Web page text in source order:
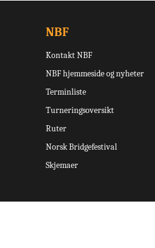
NBF
Kontakt NBF
NBF hjemmeside og nyheter
Terminliste
Turneringsoversikt
Ruter
Norsk Bridgefestival
Skjemaer